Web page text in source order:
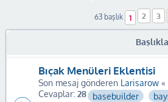
63 başlık 1 2 3
Bıçak Menüleri Eklentisi
Son mesaj gönderen Larisarow «
Cevaplar: 28 basebuilder